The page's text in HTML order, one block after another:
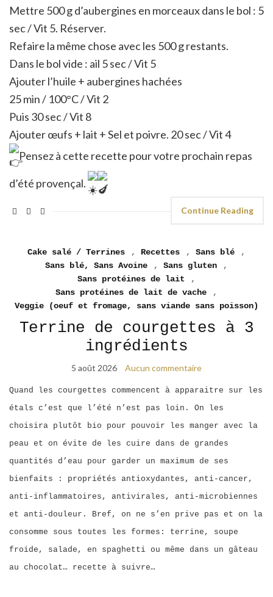
Mettre 500 g d’aubergines en morceaux dans le bol : 5
sec / Vit 5. Réserver.
Refaire la même chose avec les 500 g restants.
Dans le bol vide : ail 5 sec / Vit 5
Ajouter l’huile + aubergines hachées
25 min / 100°C / Vit 2
Puis 30 sec / Vit 8
Ajouter œufs + lait + Sel et poivre. 20 sec / Vit 4
Pensez à cette recette pour votre prochain repas
d’été provençal.
Continue Reading
Cake salé / Terrines , Recettes , Sans blé
,
Sans blé, Sans Avoine
, Sans gluten
,
Sans protéines de lait
,
Sans protéines de lait de vache
,
Veggie (oeuf et fromage, sans viande sans poisson)
Terrine de courgettes à 3
ingrédients
5 août 2026 Aucun commentaire
Quand les courgettes commencent à apparaitre sur les
étals c’est que l’été n’est pas loin. On les
choisira plutôt bio pour pouvoir les manger avec la
peau et on évite de les cuire dans de grandes
quantités d’eau pour garder un maximum de ses
bienfaits : propriétés antioxydantes, anti-cancer,
anti-inflammatoires, antivirales, anti-microbiennes
et anti-douleur. Bref, on ne s’en prive pas et on la
consomme sous toutes les formes: terrine, soupe
froide, salade, en spaghetti ou même dans un gâteau
au chocolat… recette à suivre…